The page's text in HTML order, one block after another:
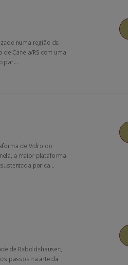
numa região de
Canela/RS com uma
par...
de Vidro do
a maior plataforma
por ca...
de Raboldshausen,
passos na arte da